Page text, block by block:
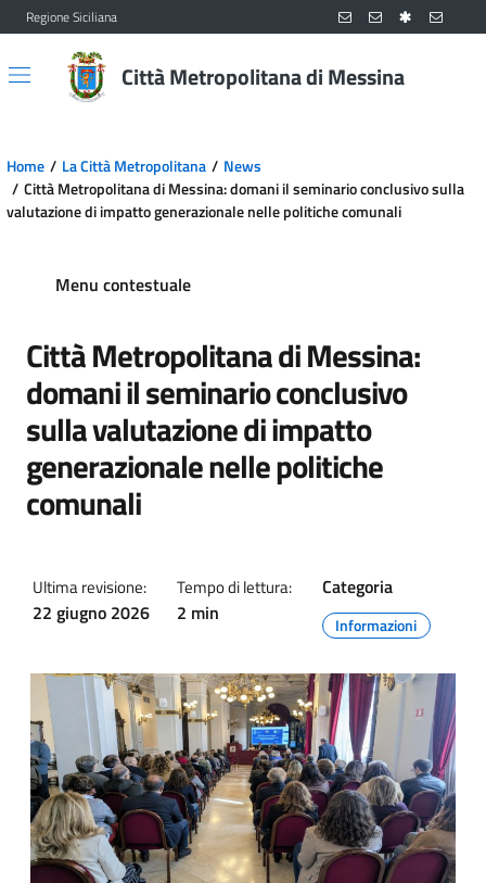
Vai al contenuto principale
Vai al menu principale
Regione Siciliana
Città Metropolitana di Messina
Home La Città Metropolitana
News
Città Metropolitana di Messina: domani il seminario conclusivo sulla
valutazione di impatto generazionale nelle politiche comunali
Menu contestuale
Città Metropolitana di Messina:
domani il seminario conclusivo
sulla valutazione di impatto
generazionale nelle politiche
comunali
Ultima revisione:
22 giugno 2026
Tempo di lettura:
2 min
Categoria
Informazioni